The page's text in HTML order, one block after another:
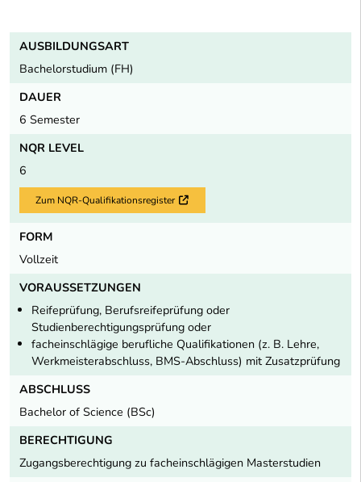
AUSBILDUNGSART
Bachelorstudium (FH)
DAUER
6 Semester
NQR LEVEL
6
Zum NQR-Qualifikationsregister Externer Link
FORM
Vollzeit
VORAUSSETZUNGEN
Reifeprüfung, Berufsreifeprüfung oder
Studienberechtigungsprüfung oder
facheinschlägige berufliche Qualifikationen (z. B. Lehre,
Werkmeisterabschluss, BMS-Abschluss) mit Zusatzprüfung
ABSCHLUSS
Bachelor of Science (BSc)
BERECHTIGUNG
Zugangsberechtigung zu facheinschlägigen Masterstudien